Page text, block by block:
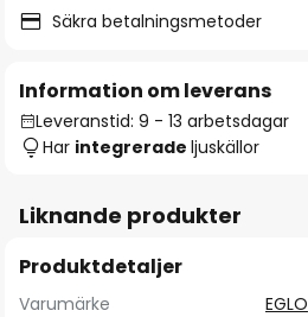
Säkra betalningsmetoder
Information om leverans
Leveranstid: 9 - 13 arbetsdagar
Har integrerade ljuskällor
Liknande produkter
Produktdetaljer
Varumärke
EGLO